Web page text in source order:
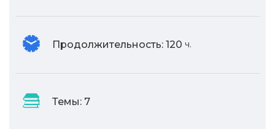
Продолжительность: 120 ч.
Темы: 7